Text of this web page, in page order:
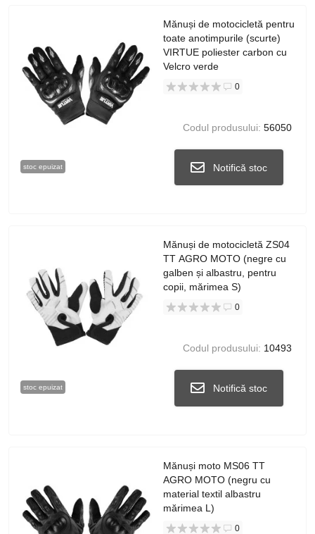
stoc epuizat
Mănuși de motocicletă pentru
toate anotimpurile (scurte)
VIRTUE poliester carbon cu
Velcro verde
0
Codul produsului: 56050
Notifică stoc
stoc epuizat
Mănuși de motocicletă ZS04
TT AGRO MOTO (negre cu
galben și albastru, pentru
copii, mărimea S)
0
Codul produsului: 10493
Notifică stoc
Mănuși moto MS06 TT
AGRO MOTO (negru cu
material textil albastru
mărimea L)
0